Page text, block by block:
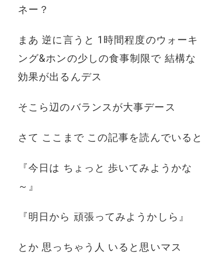
ネー？
まあ 逆に言うと 1時間程度のウォーキ
ング&ホンの少しの食事制限で 結構な
効果が出るんデス
そこら辺のバランスが大事デース
さて ここまで この記事を読んでいると
『今日は ちょっと 歩いてみようかな
～』
『明日から 頑張ってみようかしら』
とか 思っちゃう人 いると思いマス